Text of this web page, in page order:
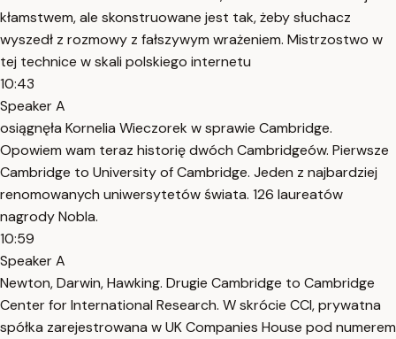
kłamstwem, ale skonstruowane jest tak, żeby słuchacz
wyszedł z rozmowy z fałszywym wrażeniem. Mistrzostwo w
tej technice w skali polskiego internetu
10:43
Speaker A
osiągnęła Kornelia Wieczorek w sprawie Cambridge.
Opowiem wam teraz historię dwóch Cambridgeów. Pierwsze
Cambridge to University of Cambridge. Jeden z najbardziej
renomowanych uniwersytetów świata. 126 laureatów
nagrody Nobla.
10:59
Speaker A
Newton, Darwin, Hawking. Drugie Cambridge to Cambridge
Center for International Research. W skrócie CCI, prywatna
spółka zarejestrowana w UK Companies House pod numerem